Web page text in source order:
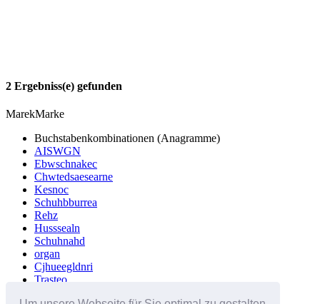
2 Ergebniss(e) gefunden
MarekMarke
Buchstabenkombinationen (Anagramme)
AISWGN
Ebwschnakec
Chwtedsaesearne
Kesnoc
Schuhbburrea
Rehz
Husssealn
Schuhnahd
organ
Cjhueegldnri
Trasteo